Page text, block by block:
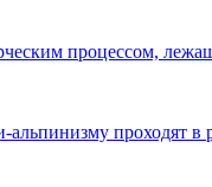
процессом,
альпинизму проходят в